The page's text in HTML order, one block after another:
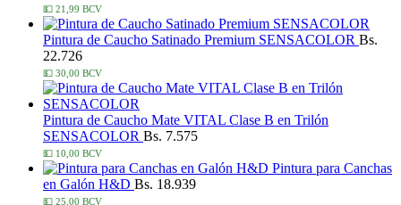
💵 21,99 BCV
Pintura de Caucho Satinado Premium SENSACOLOR Bs.
22.726
💵 30,00 BCV
Pintura de Caucho Mate VITAL Clase B en Trilón
SENSACOLOR Bs. 7.575
💵 10,00 BCV
Pintura para Canchas
en Galón H&D Bs. 18.939
💵 25,00 BCV